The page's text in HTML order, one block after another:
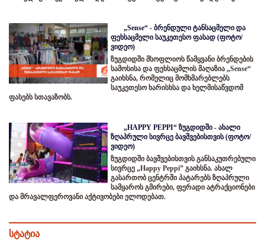
„Sense“ - ბრენდული ტანსაცმელი და
ფეხსაცმელი საუკეთესო ფასად (ფოტო/
ვიდეო)
ზუგდიდში მსოფლიოს წამყვანი ბრენდების
სამოსისა და ფეხსაცმლის მაღაზია „Sense“
გაიხსნა, რომელიც მომხმარებლებს
საუკეთესო ხარისხსა და ხელმისაწვდომ
ფასებს სთავაზობს.
„HAPPY PEPPI“ ზუგდიდში - ახალი
ზღაპრული სივრცე ბავშვებისთვის (ფოტო/
ვიდეო)
ზუგდიდში ბავშვებისთვის განსაკუთრებული
სივრცე „Happy Peppi” გაიხსნა. ახალ
გასართობ ცენტრში პატარებს ზღაპრული
სამყაროს გმირები, ფერადი ატრაქციონები
და მრავალფეროვანი აქტივობები ელოდებათ.
სტატია